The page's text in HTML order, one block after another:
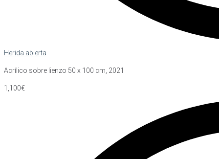
Herida abierta
Acrílico sobre lienzo 50 x 100 cm, 2021
1,100€